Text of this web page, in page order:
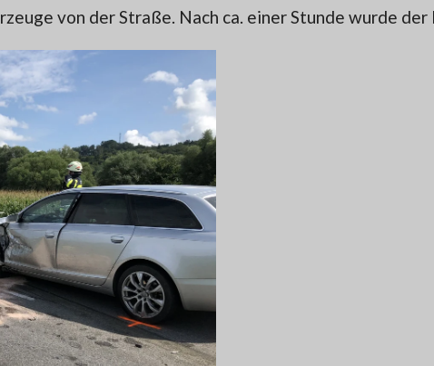
von der Straße. Nach ca. einer Stunde wurde